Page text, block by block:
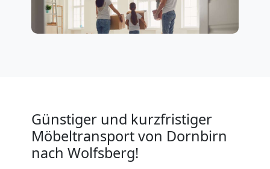
Günstiger und kurzfristiger
Möbeltransport von Dornbirn
nach Wolfsberg!
Tragehilfe
Umzug
Dornbirn